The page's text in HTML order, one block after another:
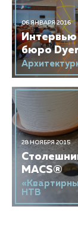
06 ЯНВАРЯ 2016
Интервью
бюро Dyer
28 НОЯБРЯ 2015
MACS®
НТВ